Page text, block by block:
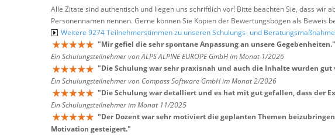
Alle Zitate sind authentisch und liegen uns schriftlich vor! Bitte beachten Sie, dass wir
Personennamen nennen. Gerne können Sie Kopien der Bewertungsbögen als Beweis
Weitere 9274 Teilnehmerstimmen zu unseren Schulungs- und
"Mir gefiel die sehr spontane Anpassung an unsere Gegebenheiten."
Ein Schulungsteilnehmer von ALPS ALPINE EUROPE GmbH im Monat 1/2026
"Die Schulung war sehr praxisnah und auch die Inhalte wurden
Ein Schulungsteilnehmer von Compass Software GmbH im Monat 2/2026
"Die Schulung war detalliert und es hat mit gut gefallen, dass der
Ein Schulungsteilnehmer im Monat 11/2025
"Der Dozent war sehr motiviert die geplanten Themen
Motivation gesteigert."